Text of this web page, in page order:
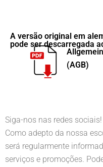
A versão original em
pode ser descarregada
(AGB)
Siga-nos nas redes sociais!
Como adepto da nossa
será regularmente
serviços e promoções.